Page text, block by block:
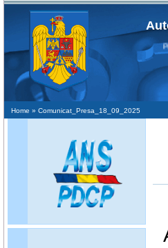
Home » Comunicat_Presa_18_09_2025